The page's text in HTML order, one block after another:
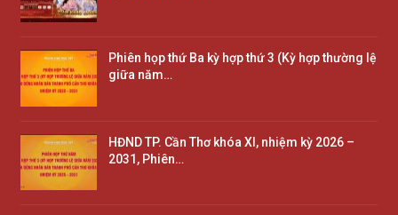
Phiên họp thứ Ba kỳ hợp thứ 3 (Kỳ hợp thường lệ
giữa năm…
HĐND TP. Cần Thơ khóa XI, nhiệm kỳ 2026 –
2031, Phiên…